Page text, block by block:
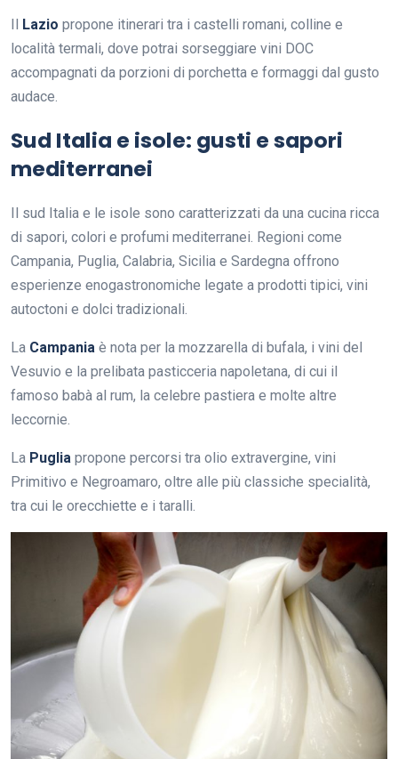
Il Lazio propone itinerari tra i castelli romani, colline e
località termali, dove potrai sorseggiare vini DOC
accompagnati da porzioni di porchetta e formaggi dal gusto
audace.
Sud Italia e isole: gusti e sapori
mediterranei
Il sud Italia e le isole sono caratterizzati da una cucina ricca
di sapori, colori e profumi mediterranei. Regioni come
Campania, Puglia, Calabria, Sicilia e Sardegna offrono
esperienze enogastronomiche legate a prodotti tipici, vini
autoctoni e dolci tradizionali.
La Campania è nota per la mozzarella di bufala, i vini del
Vesuvio e la prelibata pasticceria napoletana, di cui il
famoso babà al rum, la celebre pastiera e molte altre
leccornie.
La Puglia propone percorsi tra olio extravergine, vini
Primitivo e Negroamaro, oltre alle più classiche specialità,
tra cui le orecchiette e i taralli.